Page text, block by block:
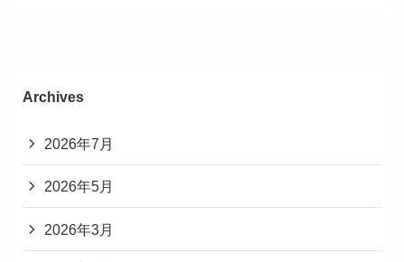
Archives
2026年7月
2026年5月
2026年3月